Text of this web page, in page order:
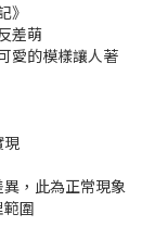
》
差萌
愛的模樣讓人著
現
，此為正常現象
圍